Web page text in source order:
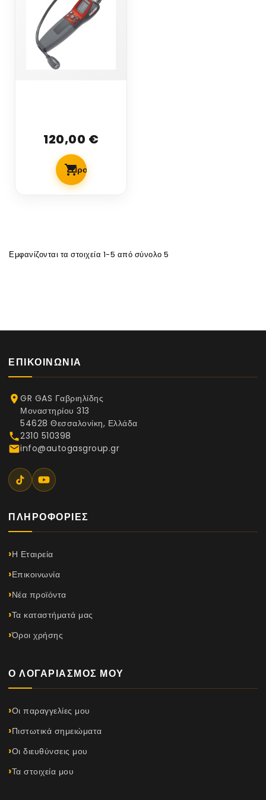
Ανιχνευτής
αναφλέξιμων
αερίων...
120,00 €
Προσθήκη Στο Καλάθι
Εμφανίζονται τα στοιχεία 1-5 από σύνολο 5
ΕΠΙΚΟΙΝΩΝΊΑ
place GR GAS Γαβριηλίδης
Μοναστηρίου 313
54628 Θεσσαλονίκη, Ελλάδα
phone2310 510398
emailinfo@autogasgroup.gr
ΠΛΗΡΟΦΟΡΊΕΣ
Η Εταιρεία
Επικοινωνία
Νέα προϊόντα
Τα καταστήματά μας
Όροι χρήσης
Ο ΛΟΓΑΡΙΑΣΜΌΣ ΜΟΥ
Οι παραγγελίες μου
Πιστωτικά σημειώματα
Οι διευθύνσεις μου
Τα στοιχεία μου